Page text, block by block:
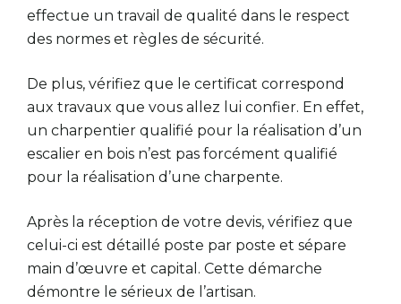
effectue un travail de qualité dans le respect
des normes et règles de sécurité.
De plus, vérifiez que le certificat correspond
aux travaux que vous allez lui confier. En effet,
un charpentier qualifié pour la réalisation d’un
escalier en bois n’est pas forcément qualifié
pour la réalisation d’une charpente.
Après la réception de votre devis, vérifiez que
celui-ci est détaillé poste par poste et sépare
main d’œuvre et capital. Cette démarche
démontre le sérieux de l’artisan.